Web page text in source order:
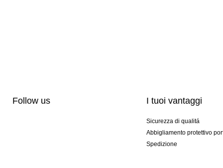
Follow us I tuoi vantaggi
Sicurezza di qualitá
Abbigliamento protettivo
Spedizione